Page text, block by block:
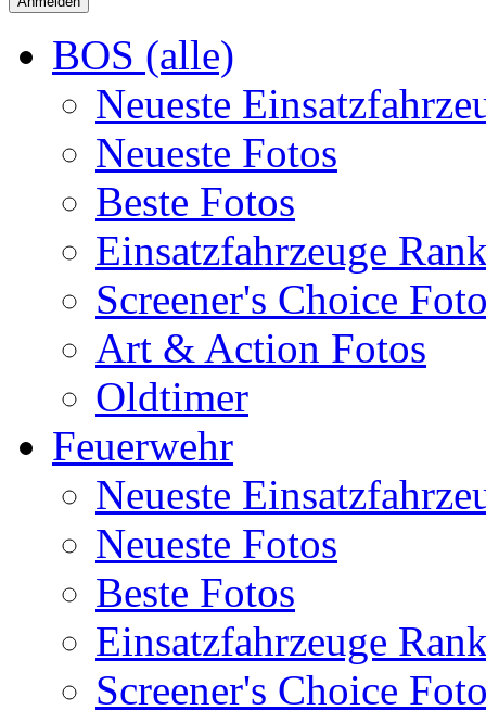
BOS (alle)
Neueste
Neueste Fotos
Beste Fotos
Einsatzfahrzeuge
Screener's Choice
Art & Action Fotos
Oldtimer
Feuerwehr
Neueste
Neueste Fotos
Beste Fotos
Einsatzfahrzeuge
Screener's Choice